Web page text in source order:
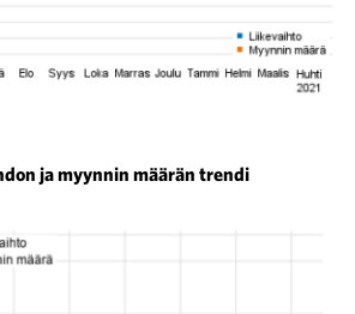
ja myynnin määrän trendi